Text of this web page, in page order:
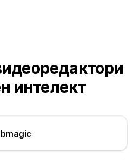
интелект